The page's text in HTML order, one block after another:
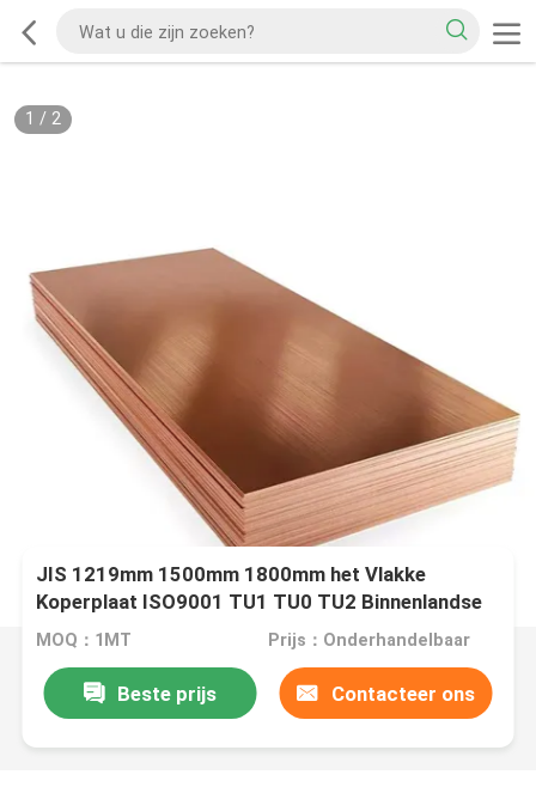
1 / 2
JIS 1219mm 1500mm 1800mm het Vlakke
Koperplaat ISO9001 TU1 TU0 TU2 Binnenlandse
Verfraaien
MOQ：1MT Prijs：Onderhandelbaar
Beste prijs Contacteer ons